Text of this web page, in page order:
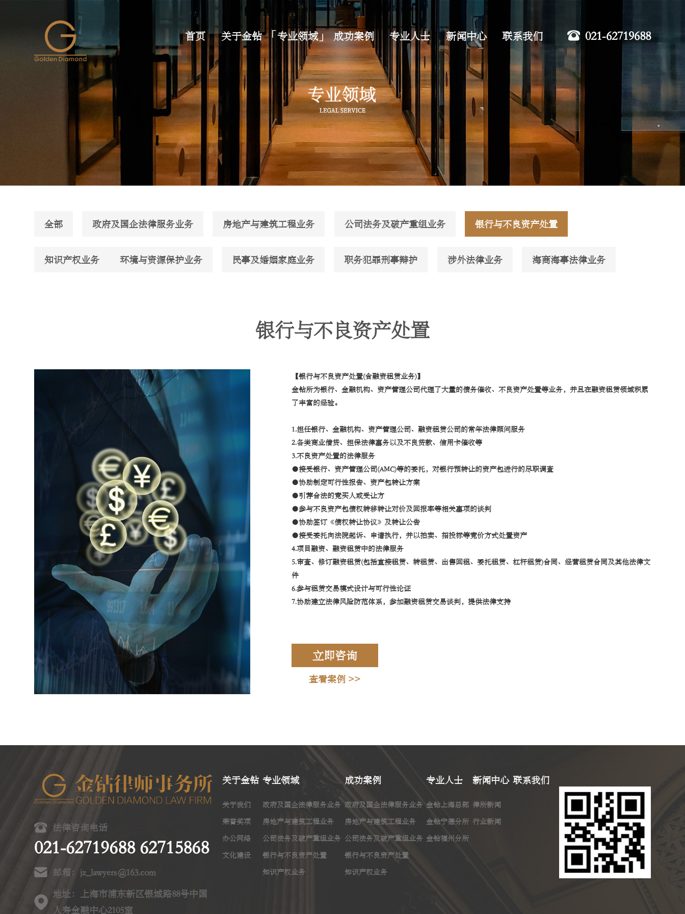
首页 关于金钻 专业领域 成功案例 专业人士 新闻中心 联系我们 021-62719688
全部 政府及国企法律服务业务 房地产与建筑工程业务 公司法务及破产重组业务 银行与不良资产处置
知识产权业务 环境与资源保护业务 民事及婚姻家庭业务 职务犯罪刑事辩护 涉外法律业务 海商海事法律业务
银行与不良资产处置
【银行与不良资产处置(含融资租赁业务)】
金钻所为银行、金融机构、资产管理公司代理了大量的债务催收、不良资产处置等业务，并且在融资租赁领域积累
了丰富的经验。
1.担任银行、金融机构、资产管理公司、融资租赁公司的常年法律顾问服务
2.各类商业借贷、担保法律事务以及不良贷款、信用卡催收等
3.不良资产处置的法律服务
●接受银行、资产管理公司(AMC)等的委托，对银行预转让的资产包进行的尽职调查
●协助制定可行性报告、资产包转让方案
●引荐合法的竞买人或受让方
●参与不良资产包债权转移转让对价及回报率等相关事项的谈判
●协助签订《债权转让协议》及转让公告
●接受委托向法院起诉、申请执行，并以拍卖、招投标等竞价方式处置资产
4.项目融资、融资租赁中的法律服务
5.审查、修订融资租赁(包括直接租赁、转租赁、出售回租、委托租赁、杠杆租赁)合同、经营租赁合同及其他法律文
件
6.参与租赁交易模式设计与可行性论证
7.协助建立法律风险防范体系，参加融资租赁交易谈判，提供法律支持
立即咨询
查看案例 >>
法律咨询电话
021-62719688 62715868
邮箱：jz_lawyers@163.com
地址：上海市浦东新区银城路88号中国
人寿金融中心2105室
关于金钻
关于我们
荣誉奖项
办公网络
文化建设
专业领域
政府及国企法律服务业务
房地产与建筑工程业务
公司法务及破产重组业务
银行与不良资产处置
知识产权业务
成功案例
政府及国企法律服务业务
房地产与建筑工程业务
公司法务及破产重组业务
银行与不良资产处置
知识产权业务
专业人士
金钻上海总部
金钻宁德分所
金钻福州分所
新闻中心
律所新闻
行业新闻
联系我们